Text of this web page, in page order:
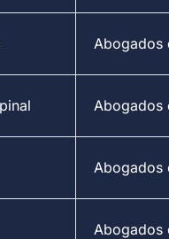
Abogados
Abogados
Abogados
Abogados